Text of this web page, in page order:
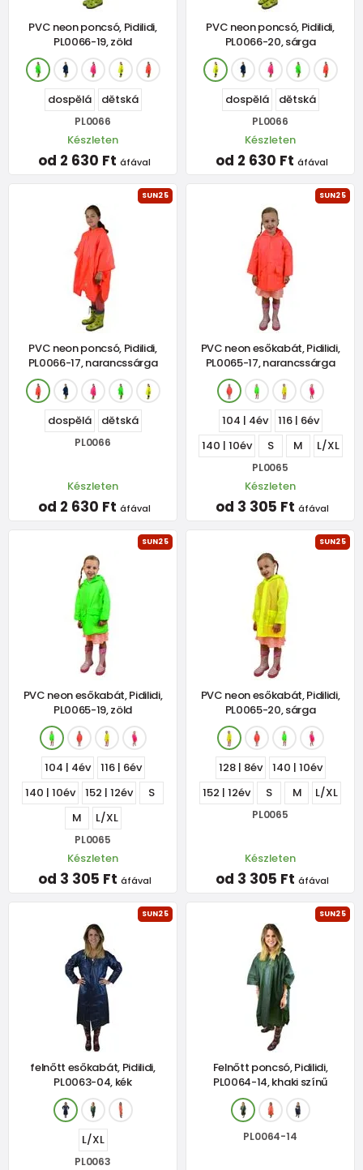
PVC neon poncsó, Pidilidi,
PL0066-19, zöld
dospělá dětská
PL0066
Készleten
od 2 630 Ft áfával
PVC neon poncsó, Pidilidi,
PL0066-20, sárga
dospělá dětská
PL0066
Készleten
od 2 630 Ft áfával
SUN25
PVC neon poncsó, Pidilidi,
PL0066-17, narancssárga
dospělá dětská
PL0066
Készleten
od 2 630 Ft áfával
SUN25
PVC neon esőkabát, Pidilidi,
PL0065-17, narancssárga
104 | 4év
116 | 6év
140 | 10év
S M L/XL
PL0065
Készleten
od 3 305 Ft áfával
SUN25
PVC neon esőkabát, Pidilidi,
PL0065-19, zöld
104 | 4év
116 | 6év
140 | 10év
152 | 12év
S
M
L/XL
PL0065
Készleten
od 3 305 Ft áfával
SUN25
PVC neon esőkabát, Pidilidi,
PL0065-20, sárga
128 | 8év
140 | 10év
152 | 12év
S M L/XL
PL0065
Készleten
od 3 305 Ft áfával
SUN25
felnőtt esőkabát, Pidilidi,
PL0063-04, kék
L/XL
PL0063
SUN25
Felnőtt poncsó, Pidilidi,
PL0064-14, khaki színű
PL0064-14